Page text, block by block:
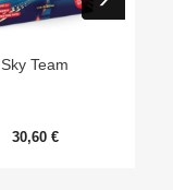
Sky Team
30,60 €